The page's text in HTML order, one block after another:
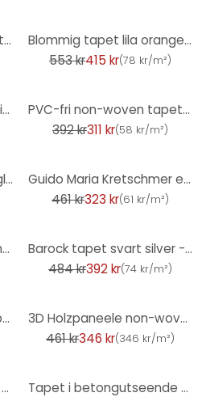
Guido Maria Kretschmer tapet med blommotiv Floral Glow Fashion for Walls 5 brun
Blommig tapet lila orange - blommig tapet i retrostil - vintage non-woven tapet
553 kr415 kr(78 kr/m²)
Non-woven tapet med fin längsgående struktur i taupe
PVC-fri non-woven tapet med marmorlook i turkos
392 kr311 kr(58 kr/m²)
Non-woven tapet med glans och fläkt utseende grön, guld struktur
Guido Maria Kretschmer enhet tapet Echo & Soft Loom Fashion for Walls 5 röd
461 kr323 kr(61 kr/m²)
3D tapet sten effekt non-woven tapet gråbrun sten tapet modernt vardagsrum kök
Barock tapet svart silver - glamorös Icke-vävd tapet med prov
484 kr392 kr(74 kr/m²)
Erismann non-woven tapet Casual Chic blå
3D Holzpaneele non-woven tapet - tapet i träutseende av A.S. Creation grå, svart
461 kr346 kr(346 kr/m²)
Non-woven beige tapet med fin linnestruktur, subtilt modern och tidlöst elegant
Tapet i betongutseende beige - modern Icke-vävd tapet i gipsutseende